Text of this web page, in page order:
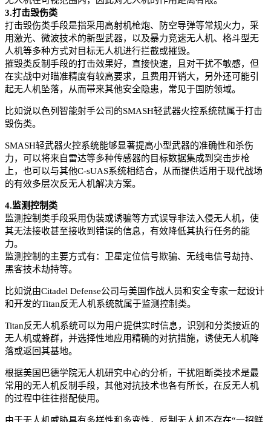
3.打击毁伤类
打击毁伤类手段是指采用高射机枪炮、防空导弹等常规火力，采
用激光、微波技术的新型武器，以及暴力竞速无人机、格斗型无
人机等多种方式对目标无人机进行拦截或摧毁。
摧毁类反制手段的打击效果好，直接快速，且对干扰不敏感，但
在实战中对瞄准精度有较高要求，且费用开销大，另外还可能引
起无人机坠落，从而带来其他安全隐患，常见于国防领域。
比如说以色列智能射手公司的SMASH轻武器火控系统就属于打击
毁伤类。
SMASH轻武器火控系统能够显著提高小型武器的准确性和杀伤
力，可以将来自雷达等多种传感器的目标数据集成到突击步枪
上，也可以与其他C-sUAS系统相结合，从而提供适用于现代战场
的有效多层次反无人机解决方案。
4.监测控制类
监测控制类手段采用伪装或诱骗等方式误导非法入侵无人机，使
其无法接收甚至接收到错误的信息，有效降低其执行任务的能
力。
监测控制的主要方式有：卫星定位信号欺骗、无线电信号劫持、
黑客技术劫持等。
比如说由Citadel Defense公司与美国作战人员和安全专家一起设计
和开发的Titan反无人机系统就属于监测控制类。
Titan反无人机系统可以为用户提供实时信息，识别和分类接近的
无人机或蜂群，并选择性地应用精确的对抗措施，诱使无人机降
落或返回其基地。
根据美国巴德学院无人机研究中心的分析，干扰阻断类技术是最
常用的无人机反制手段，其他对抗技术也各有所长，在反无人机
的过程中往往搭配使用。